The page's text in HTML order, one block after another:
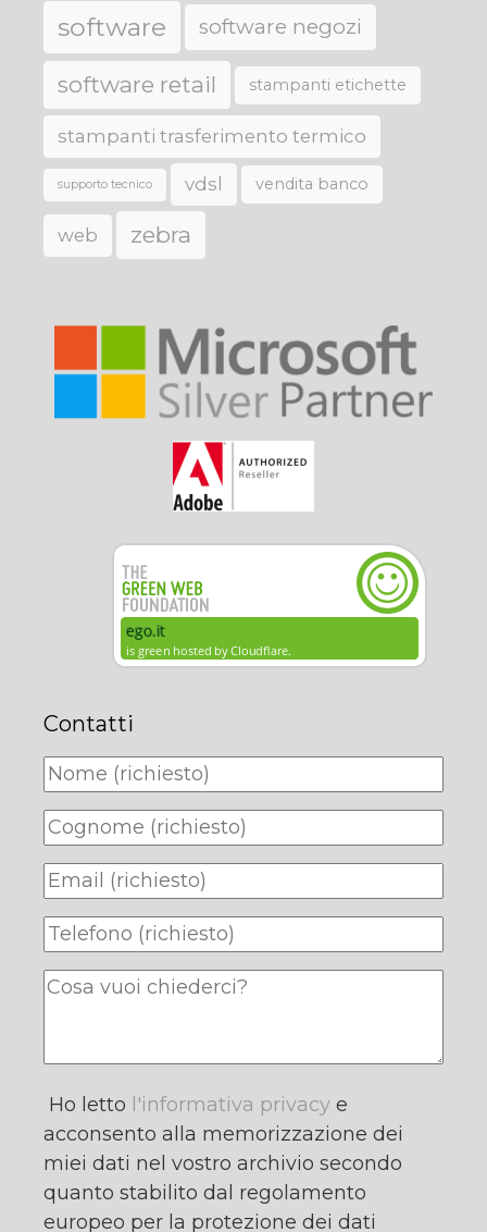
software software negozi
software retail stampanti etichette
stampanti trasferimento termico
supporto tecnico vdsl vendita banco
web zebra
Contatti
Ho letto l'informativa privacy e
acconsento alla memorizzazione dei
miei dati nel vostro archivio secondo
quanto stabilito dal regolamento
europeo per la protezione dei dati